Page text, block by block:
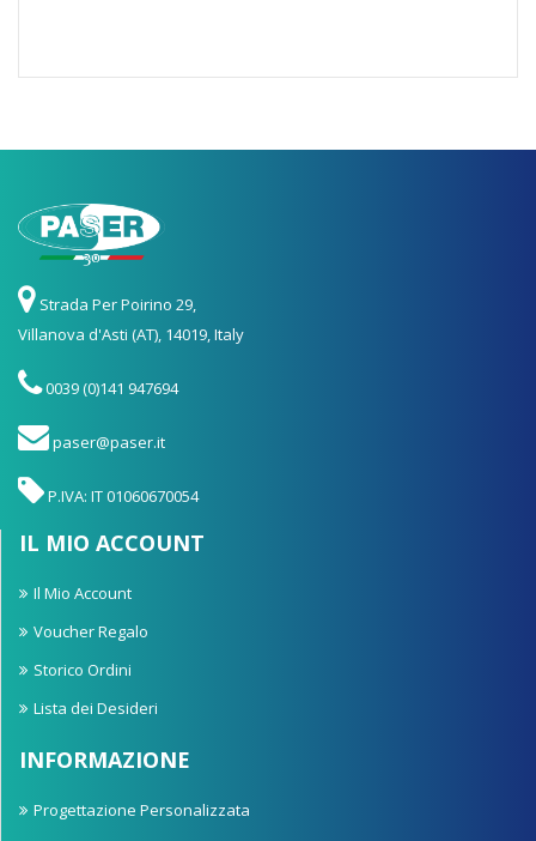
Strada Per Poirino 29,
Villanova d'Asti (AT), 14019, Italy
0039 (0)141 947694
paser@paser.it
P.IVA: IT 01060670054
IL MIO ACCOUNT
Il Mio Account
Voucher Regalo
Storico Ordini
Lista dei Desideri
INFORMAZIONE
Progettazione Personalizzata